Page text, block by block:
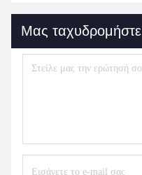
Μας ταχυδρομήστε